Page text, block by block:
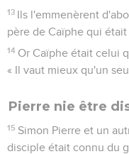
13 Ils l'emmenèrent
père de Caïphe qui
14 Or Caïphe était celui
« Il vaut mieux qu'un
Pierre nie être
15 Simon Pierre et un
disciple était connu du